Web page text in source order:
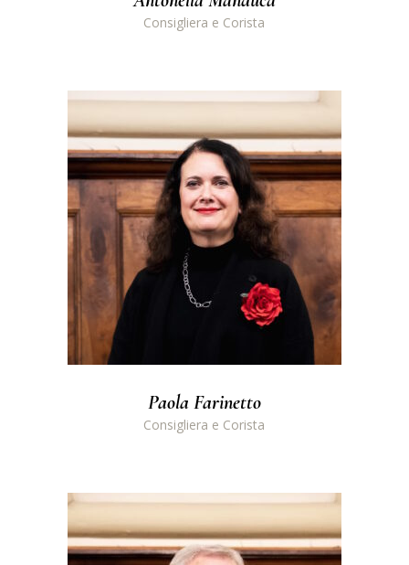
Consigliera e Corista
Paola Farinetto
Consigliera e Corista